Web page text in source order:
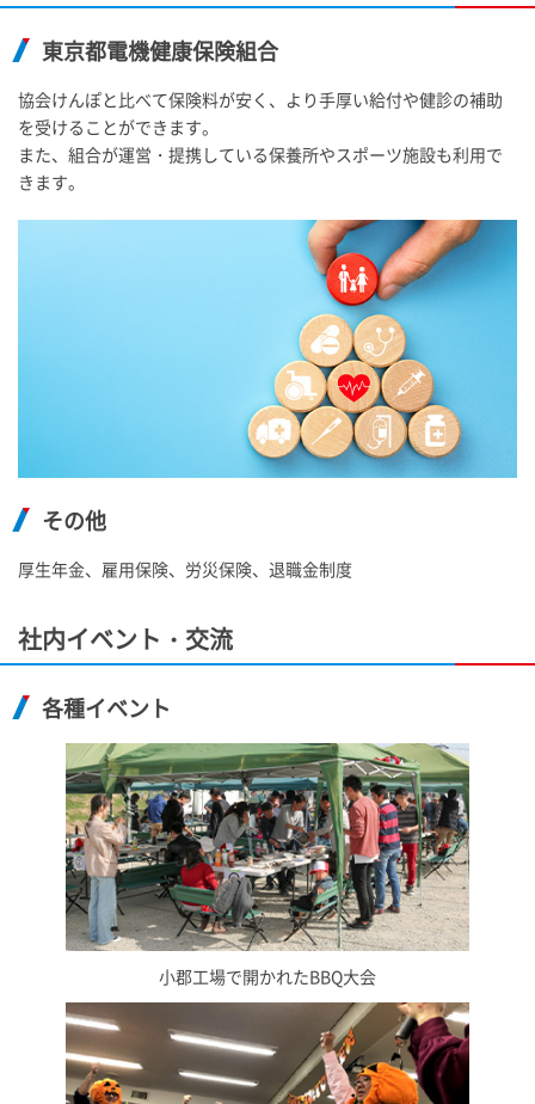
東京都電機健康保険組合
協会けんぽと比べて保険料が安く、より手厚い給付や健診の補助
を受けることができます。
また、組合が運営・提携している保養所やスポーツ施設も利用で
きます。
その他
厚生年金、雇用保険、労災保険、退職金制度
社内イベント・交流
各種イベント
小郡工場で開かれたBBQ大会